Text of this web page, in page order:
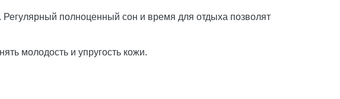
Регулярный полноценный сон и время для отдыха позволят
молодость и упругость кожи.